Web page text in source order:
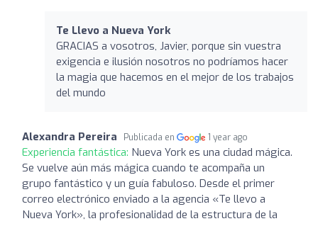
Te Llevo a Nueva York
GRACIAS a vosotros, Javier, porque sin vuestra
exigencia e ilusión nosotros no podríamos hacer
la magia que hacemos en el mejor de los trabajos
del mundo
Alexandra Pereira Publicada en 1 year ago
Experiencia fantástica: Nueva York es una ciudad mágica.
Se vuelve aún más mágica cuando te acompaña un
grupo fantástico y un guía fabuloso. Desde el primer
correo electrónico enviado a la agencia «Te llevo a
Nueva York», la profesionalidad de la estructura de la